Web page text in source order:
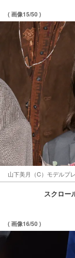
( 画像15/50 )
山下美月（C）モデルプ
スクロー
( 画像16/50 )